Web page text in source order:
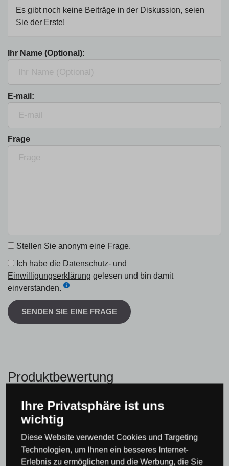
Es gibt noch keine Beiträge in der Diskussion, seien
Sie der Erste!
Ihr Name (Optional):
E-mail:
Frage
Stellen Sie anonym eine Frage.
Ich habe die Datenschutz- und
Einwilligungserklärung gelesen und bin damit
einverstanden.
SENDEN SIE EINE FRAGE
Produktbewertung
Gesamtwertung
0 %
Ihre Privatsphäre ist uns
wichtig
Diese Website verwendet Cookies und Targeting
Technologien, um Ihnen ein besseres Internet-
Erlebnis zu ermöglichen und die Werbung, die Sie